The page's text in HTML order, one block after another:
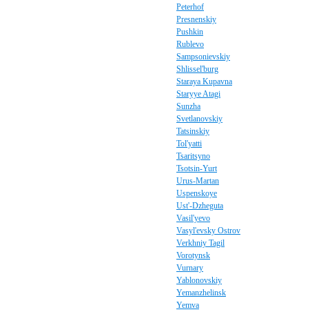
Peterhof
Presnenskiy
Pushkin
Rublevo
Sampsonievskiy
Shlissel'burg
Staraya Kupavna
Staryye Atagi
Sunzha
Svetlanovskiy
Tatsinskiy
Tol'yatti
Tsaritsyno
Tsotsin-Yurt
Urus-Martan
Uspenskoye
Ust'-Dzheguta
Vasil'yevo
Vasyl'evsky Ostrov
Verkhniy Tagil
Vorotynsk
Vurnary
Yablonovskiy
Yemanzhelinsk
Yemva